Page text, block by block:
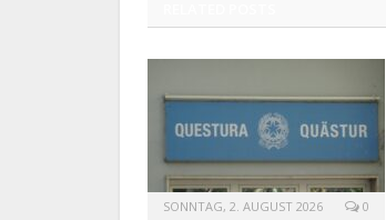
SONNTAG, 2. AUGUST 2026 0